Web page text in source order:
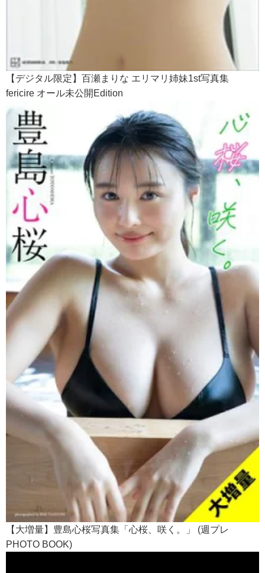
【デジタル限定】百瀬まりな エリマリ姉妹1st写真集
fericire オール未公開Edition
【大増量】豊島心桜写真集「心桜、咲く。」 (週プレ
PHOTO BOOK)